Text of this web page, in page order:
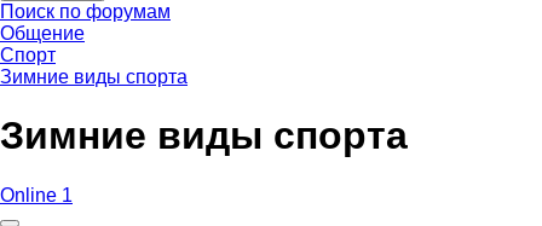
Поиск по форумам
Общение
Спорт
Зимние виды спорта
Зимние виды спорта
Online 1